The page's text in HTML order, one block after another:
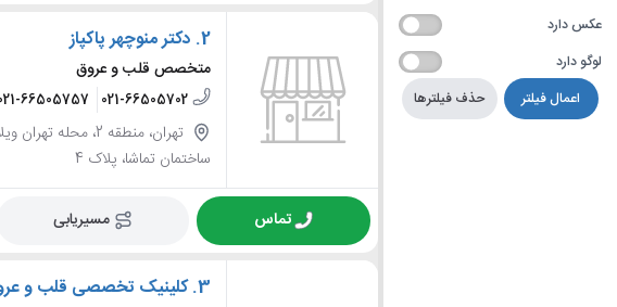
عکس دارد
لوگو دارد
حذف فیلترها
اعمال فیلتر
2. دکتر منوچهر پاکپاز
متخصص قلب و عروق
021-66505702
66505757
تهران، منطقه 2،
ساختمان تماشا، پلاک 4
تماس مسیریابی
3. کلینیک تخصصی قلب و